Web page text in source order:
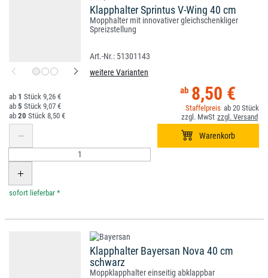
Klapphalter Sprintus V-Wing 40 cm
Mopphalter mit innovativer gleichschenkliger
Spreizstellung
51301143
weitere Varianten
8,50 €
20
1
9,26 €
5
9,07 €
20
8,50 €
*
Klapphalter Bayersan Nova 40 cm
schwarz
Moppklapphalter einseitig abklappbar